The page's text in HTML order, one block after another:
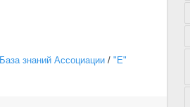
База знаний Ассоциации/ "Е"